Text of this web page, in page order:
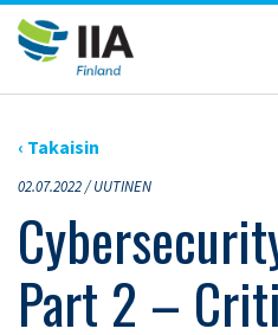
Siirry
sisältöön
›ARTIKKELIT›CYBERSECURITY IN 2022
AUDIT AND THE CISO
‹ Takaisin
02.07.2022 /UUTINEN
Part 2 –